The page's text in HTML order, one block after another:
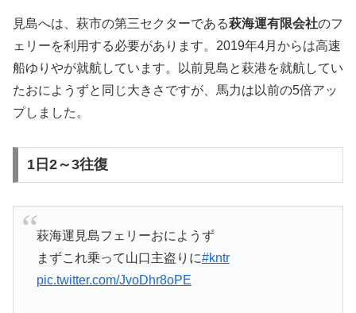
見島へは、萩市の第三セクターである萩海運有限会社のフ
ェリーを利用する必要があります。2019年4月からは高速
船ゆりやが就航しています。以前見島と萩港を就航してい
たおにようずと同じ大きさですが、馬力は以前の5倍アッ
プしました。
1日2～3往復
萩海運見島フェリーおにようず
まずこれ乗って山口主盗りに#kntr
pic.twitter.com/JvoDhr8oPE